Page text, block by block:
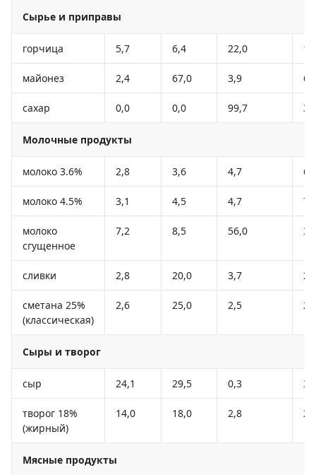
Сырье и приправы
горчица 5,7 6,4 22,0
майонез 2,4 67,0 3,9
сахар 0,0 0,0 99,7
Молочные продукты
молоко 3.6% 2,8 3,6 4,7 62
молоко 4.5% 3,1 4,5 4,7 72
молоко
сгущенное
7,2 8,5 56,0
сливки 2,8 20,0 3,7
сметана 25%
(классическая)
2,6 25,0 2,5
Сыры и творог
сыр 24,1 29,5 0,3
творог 18%
(жирный)
14,0 18,0 2,8
Мясные продукты